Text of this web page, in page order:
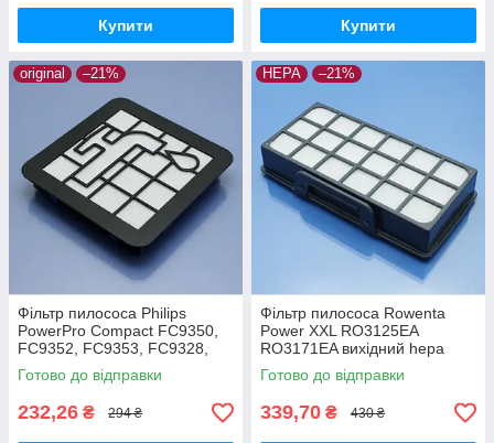
Купити Купити
original –21%
Фільтр пилососа Philips
PowerPro Compact FC9350,
FC9352, FC9353, FC9328,
FC9330, FC9331, FC9332,
FC9334, FC9349
контейнерний
Готово до відправки
232,26 ₴ 294 ₴
HEPA –21%
Фільтр пилососа Rowenta
Power XXL RO3125EA
RO3171EA вихідний hepa
Готово до відправки
339,70 ₴ 430 ₴